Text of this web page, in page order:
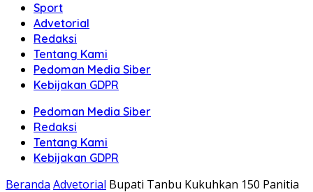
Sport
Advetorial
Redaksi
Tentang Kami
Pedoman Media Siber
Kebijakan GDPR
Pedoman Media Siber
Redaksi
Tentang Kami
Kebijakan GDPR
Beranda Advetorial Bupati Tanbu Kukuhkan 150 Panitia